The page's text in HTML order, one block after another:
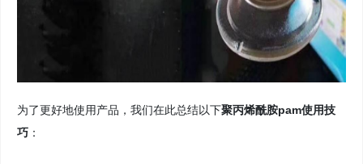
为了更好地使用产品，我们在此总结以下聚丙烯酰胺pam使用技
巧 ：